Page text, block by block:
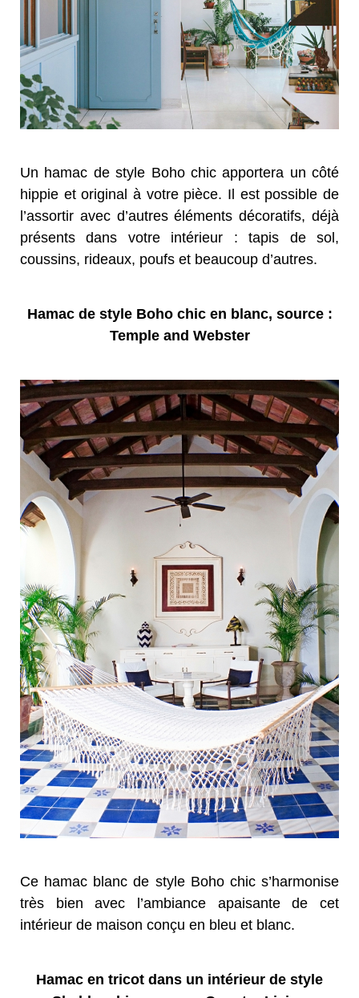
Un hamac de style Boho chic apportera un côté
hippie et original à votre pièce. Il est possible de
l’assortir avec d’autres éléments décoratifs, déjà
présents dans votre intérieur : tapis de sol,
coussins, rideaux, poufs et beaucoup d’autres.
Hamac de style Boho chic en blanc, source :
Temple and Webster
Ce hamac blanc de style Boho chic s’harmonise
très bien avec l’ambiance apaisante de cet
intérieur de maison conçu en bleu et blanc.
Hamac en tricot dans un intérieur de style